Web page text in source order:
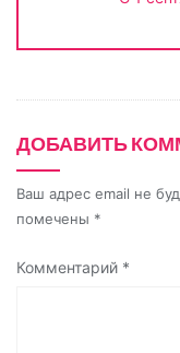
i
ДОБАВИТЬ
Ваш адрес email не
помечены *
Комментарий *